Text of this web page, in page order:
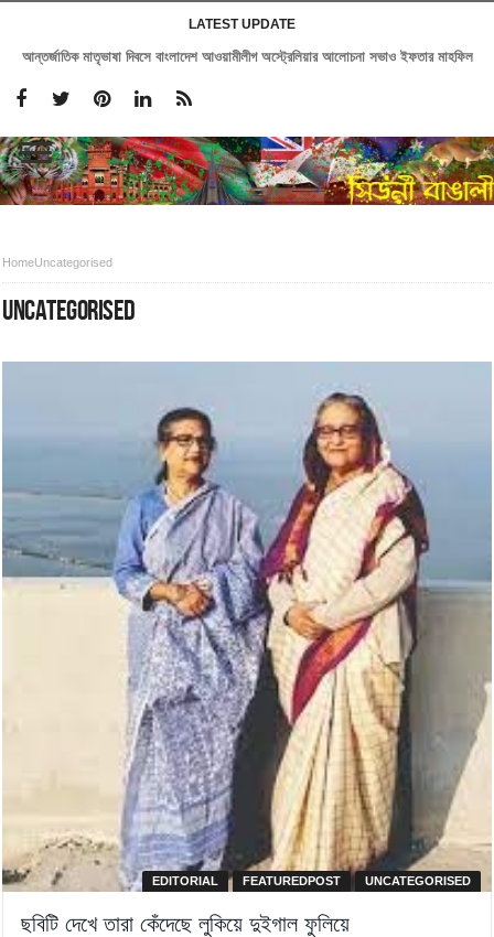
LATEST UPDATE
সিডনিতে একুশে একাডেমীর আয়োজনে ২৭তম বইমেলা অনুষ্ঠিত
HomeUncategorised
UNCATEGORISED
EDITORIAL FEATUREDPOST UNCATEGORISED
ছবিটি দেখে তারা কেঁদেছে লুকিয়ে দুইগাল ফুলিয়ে